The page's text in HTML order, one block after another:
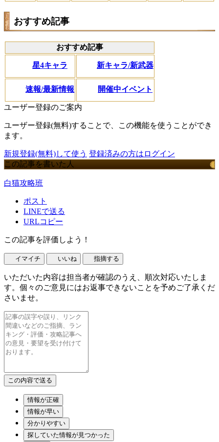
おすすめ記事
おすすめ記事
星4キャラ 新キャラ/新武器
速報/最新情報 開催中イベント
ユーザー登録のご案内
ユーザー登録(無料)することで、この機能を使うことができ
ます。
新規登録(無料)して使う 登録済みの方はログイン
この記事を書いた人
白猫攻略班
ポスト
LINEで送る
URLコピー
この記事を評価しよう！
イマイチ いいね 指摘する
いただいた内容は担当者が確認のうえ、順次対応いたしま
す。個々のご意見にはお返事できないことを予めご了承くだ
さいませ。
情報が正確
情報が早い
分かりやすい
探していた情報が見つかった